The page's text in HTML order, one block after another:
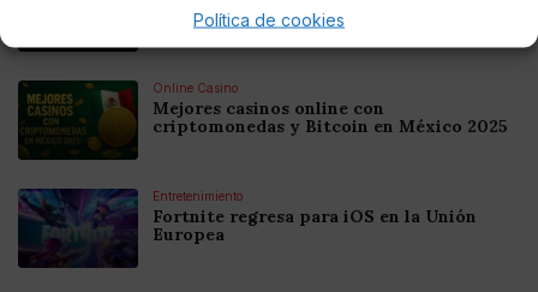
Política de cookies
Criptomonedas en Argentina 2025
Online Casino
Mejores casinos online con
criptomonedas y Bitcoin en México 2025
Entretenimiento
Fortnite regresa para iOS en la Unión
Europea